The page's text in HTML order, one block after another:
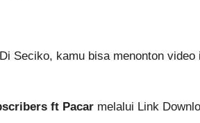
Seciko, kamu bisa menonton
ft Pacar melalui Link